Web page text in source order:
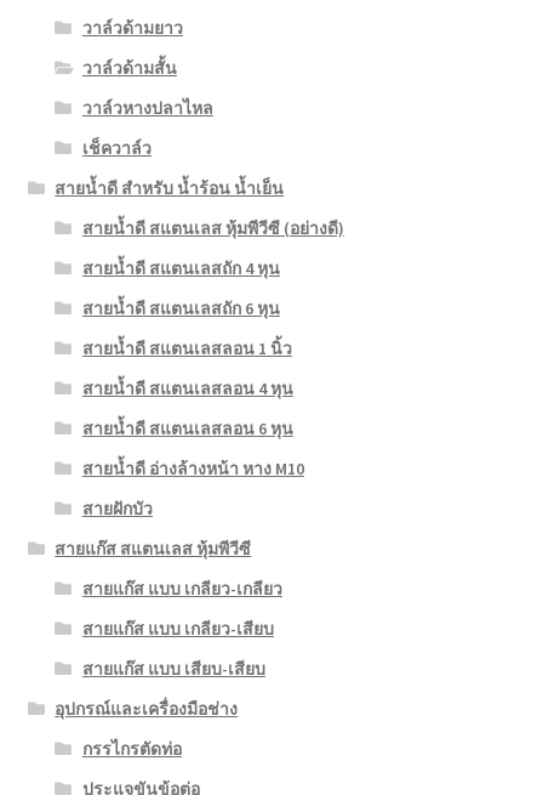
วาล์วด้ามยาว
วาล์วด้ามสั้น
วาล์วหางปลาไหล
เช็ควาล์ว
สายน้ำดี สำหรับ น้ำร้อน น้ำเย็น
สายน้ำดี สแตนเลส หุ้มพีวีซี (อย่างดี)
สายน้ำดี สแตนเลสถัก 4 หุน
สายน้ำดี สแตนเลสถัก 6 หุน
สายน้ำดี สแตนเลสลอน 1 นิ้ว
สายน้ำดี สแตนเลสลอน 4 หุน
สายน้ำดี สแตนเลสลอน 6 หุน
สายน้ำดี อ่างล้างหน้า หาง M10
สายฝักบัว
สายแก๊ส สแตนเลส หุ้มพีวีซี
สายแก๊ส แบบ เกลียว-เกลียว
สายแก๊ส แบบ เกลียว-เสียบ
สายแก๊ส แบบ เสียบ-เสียบ
อุปกรณ์และเครื่องมือช่าง
กรรไกรตัดท่อ
ประแจขันข้อต่อ